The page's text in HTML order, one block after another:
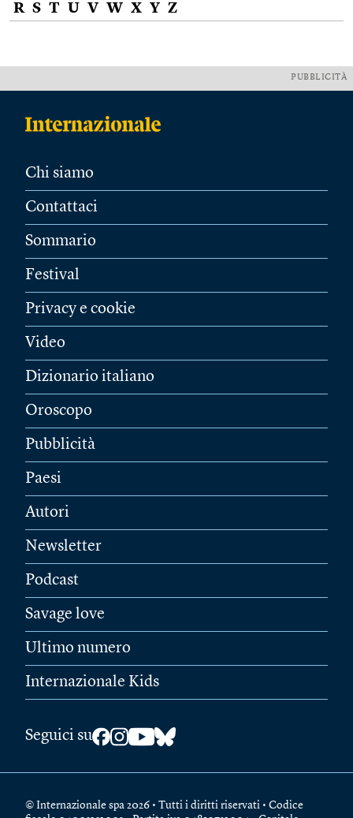
R S T U V W X Y Z
PUBBLICITÀ
Chi siamo
Contattaci
Sommario
Festival
Privacy e cookie
Video
Dizionario italiano
Oroscopo
Pubblicità
Paesi
Autori
Newsletter
Podcast
Savage love
Ultimo numero
Internazionale Kids
Seguici su
© Internazionale spa 2026 • Tutti i diritti riservati • Codice